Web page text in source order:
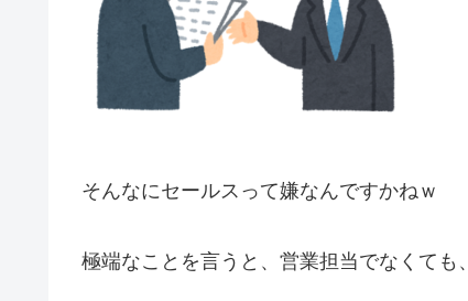
そんなにセールスって嫌なんですかねｗ
極端なことを言うと、営業担当でなくても、